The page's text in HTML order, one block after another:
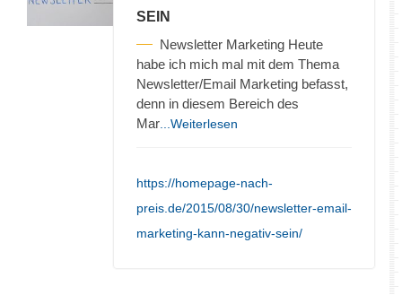
SEIN
Newsletter Marketing Heute
habe ich mich mal mit dem Thema
Newsletter/Email Marketing befasst,
denn in diesem Bereich des
Mar ...Weiterlesen
https://homepage-nach-
preis.de/2015/08/30/newsletter-email-
marketing-kann-negativ-sein/